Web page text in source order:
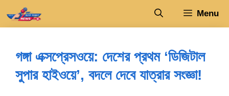
Menu
গঙ্গা এক্সপ্রেসওয়ে: দেশের প্রথম ‘ডিজিটাল
সুপার হাইওয়ে’, বদলে দেবে যাত্রার সংজ্ঞা!